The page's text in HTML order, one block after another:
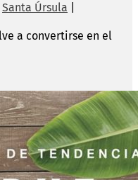
Santa Úrsula
a convertirse en el